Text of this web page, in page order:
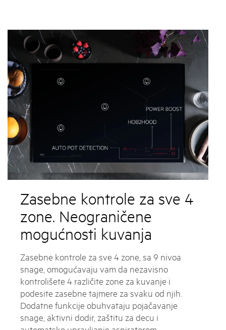
Zasebne kontrole za sve 4
zone. Neograničene
mogućnosti kuvanja
Zasebne kontrole za sve 4 zone, sa 9 nivoa
snage, omogućavaju vam da nezavisno
kontrolišete 4 različite zone za kuvanje i
podesite zasebne tajmere za svaku od njih.
Dodatne funkcije obuhvataju pojačavanje
snage, aktivni dodir, zaštitu za decu i